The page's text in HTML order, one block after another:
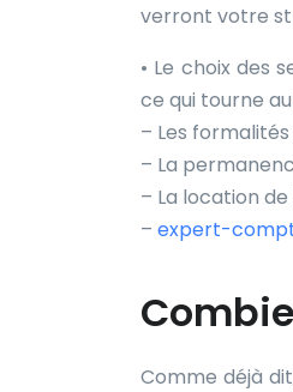
verront votre
• Le choix des
ce qui tourne
– Les formalités
– La
– La location
– expert-
Comme déjà